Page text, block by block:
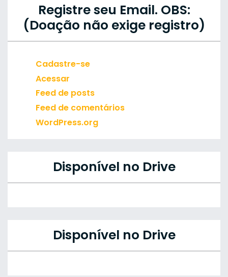
Registre seu Email. OBS:
(Doação não exige registro)
Cadastre-se
Acessar
Feed de posts
Feed de comentários
WordPress.org
Disponível no Drive
Disponível no Drive